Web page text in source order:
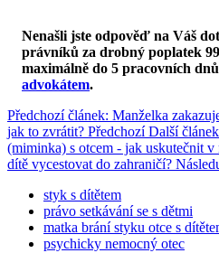
Nenašli jste odpověď na Váš
právníků za drobný poplatek
maximálně do 5 pracovních dnů
advokátem.
Předchozí článek: Manželka
jak to zvrátit? Předchozí Další
(miminka) s otcem - jak uskutečnit
dítě vycestovat do zahraničí?
styk s dítětem
právo setkávání se s dětmi
matka brání styku otce s
psychicky nemocný otec